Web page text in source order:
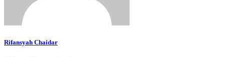
Rifansyah Chaidar